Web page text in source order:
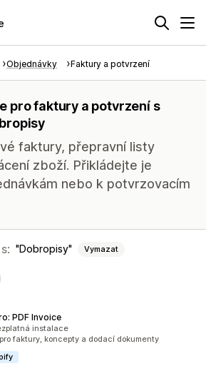
Objednávky Faktury a potvrzení
pro faktury a potvrzení s
faktury, přepravní listy
zboží. Přikládejte je
nebo k potvrzovacím
Dobropisy Vymazat
PDF Invoice
2686
instalace
faktury, koncepty a dodací dokumenty